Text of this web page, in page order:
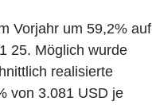
Vorjahr um 59,2% auf
25. Möglich wurde
realisierte
von 3.081 USD je